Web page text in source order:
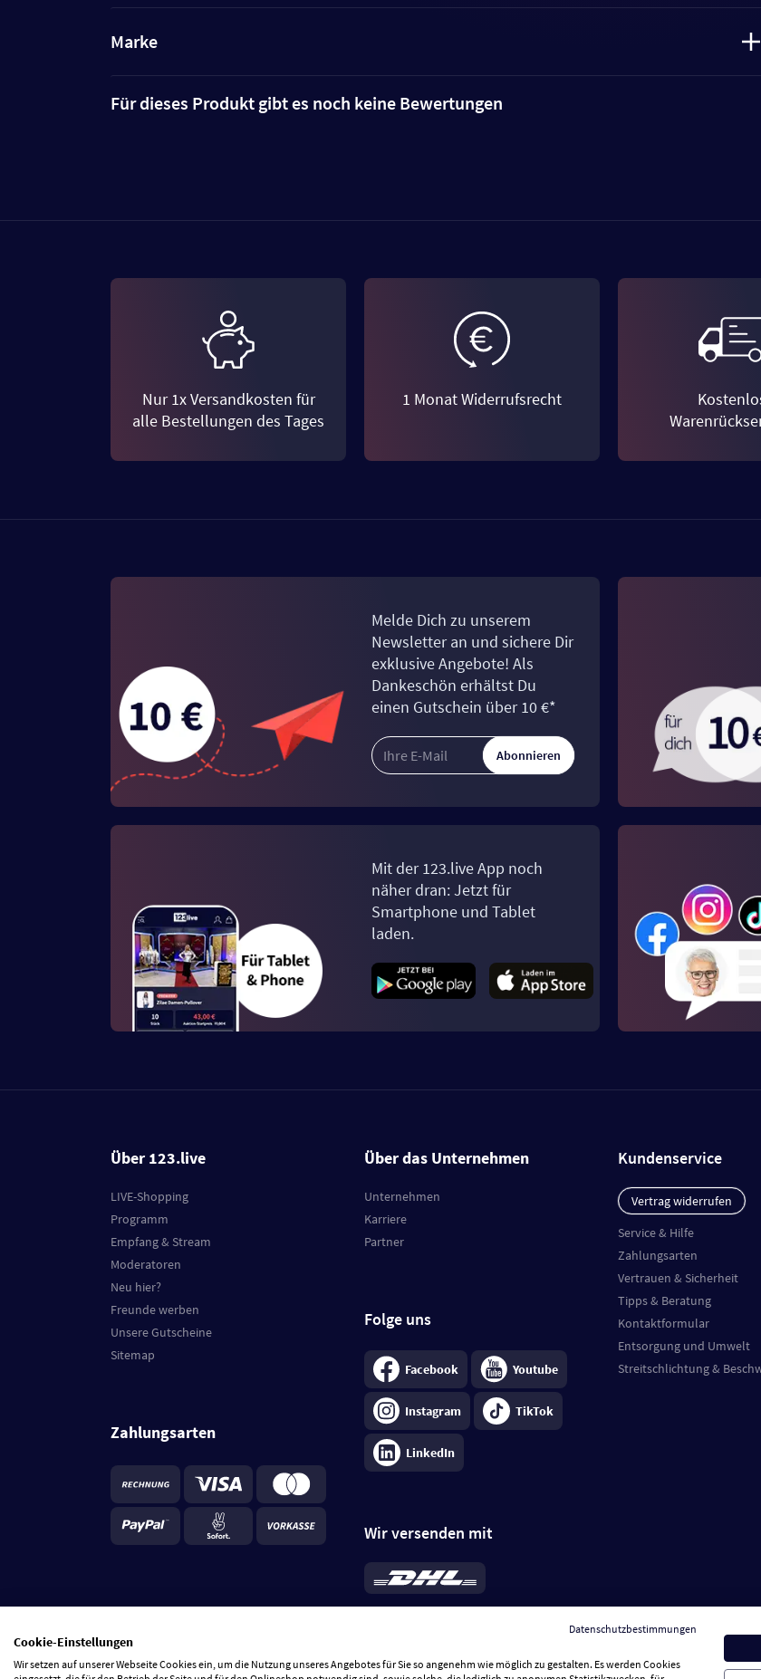
Marke
Für dieses Produkt gibt es noch keine Bewertungen
Nur 1x Versandkosten für
alle Bestellungen des Tages
1 Monat Widerrufsrecht
Melde Dich zu unserem
Newsletter an und sichere Dir
exklusive Angebote! Als
Dankeschön erhältst Du
einen Gutschein über 10 €*
Abonnieren
Mit der 123.live App noch
näher dran: Jetzt für
Smartphone und Tablet
laden.
Über 123.live
LIVE-Shopping
Programm
Empfang & Stream
Moderatoren
Neu hier?
Freunde werben
Unsere Gutscheine
Sitemap
Zahlungsarten
Über das Unternehmen
Unternehmen
Karriere
Partner
Folge uns
Facebook Youtube
Instagram TikTok
LinkedIn
Wir versenden mit
*Standard 6,95 €; bei Kühlware zzgl. 0,99 €
je Bestellung, insgesamt 7,94 €. Lieferzeit3-
Kundenservice
Vertrag widerrufen
Service & Hilfe
Zahlungsarten
Vertrauen & Sicherheit
Tipps & Beratung
Kontaktformular
Entsorgung und Umwelt
Streitschlichtung &
Datenschutzbestimmungen
Cookie-Einstellungen
Wir setzen auf unserer Webseite Cookies ein, um die Nutzung unseres Angebotes für Sie so angenehm wie möglich zu gestalten. Es werden Cookies